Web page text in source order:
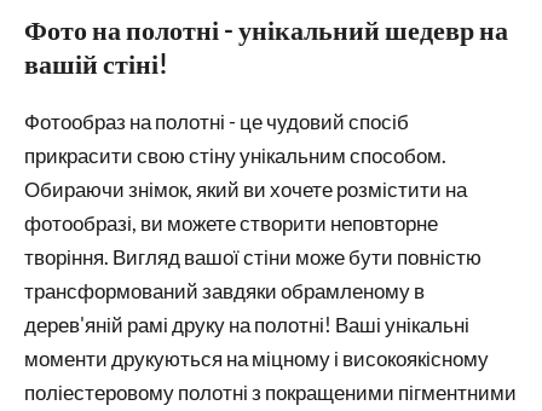
Фото на полотні - унікальний шедевр на
вашій стіні!
Фотообраз на полотні - це чудовий спосіб
прикрасити свою стіну унікальним способом.
Обираючи знімок, який ви хочете розмістити на
фотообразі, ви можете створити неповторне
творіння. Вигляд вашої стіни може бути повністю
трансформований завдяки обрамленому в
дерев'яній рамі друку на полотні! Ваші унікальні
моменти друкуються на міцному і високоякісному
поліестеровому полотні з покращеними пігментними